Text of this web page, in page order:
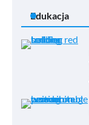
Edukacja